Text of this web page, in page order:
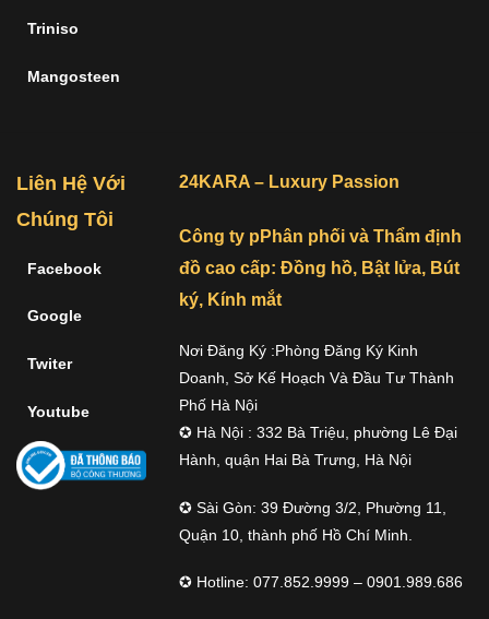
Triniso
Mangosteen
Liên Hệ Với
Chúng Tôi
Facebook
Google
Twiter
Youtube
24KARA – Luxury Passion
Công ty pPhân phối và Thẩm định
đồ cao cấp: Đồng hồ, Bật lửa, Bút
ký, Kính mắt
Nơi Đăng Ký :Phòng Đăng Ký Kinh
Doanh, Sở Kế Hoạch Và Đầu Tư Thành
Phố Hà Nội
✪ Hà Nội : 332 Bà Triệu, phường Lê Đại
Hành, quận Hai Bà Trưng, Hà Nội
✪ Sài Gòn: 39 Đường 3/2, Phường 11,
Quận 10, thành phố Hồ Chí Minh.
✪ Hotline: 077.852.9999 – 0901.989.686